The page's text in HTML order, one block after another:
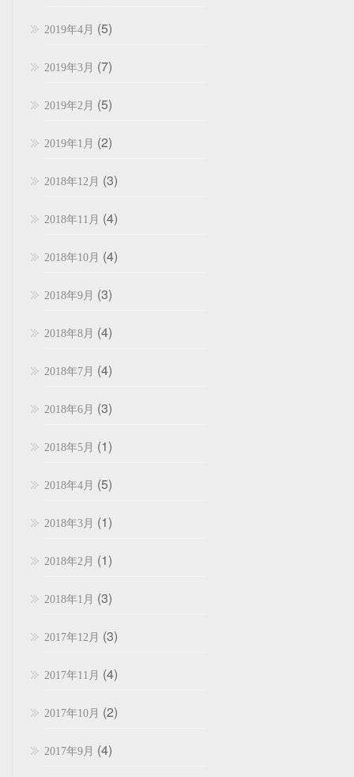
2019年4月 (5)
2019年3月 (7)
2019年2月 (5)
2019年1月 (2)
2018年12月 (3)
2018年11月 (4)
2018年10月 (4)
2018年9月 (3)
2018年8月 (4)
2018年7月 (4)
2018年6月 (3)
2018年5月 (1)
2018年4月 (5)
2018年3月 (1)
2018年2月 (1)
2018年1月 (3)
2017年12月 (3)
2017年11月 (4)
2017年10月 (2)
2017年9月 (4)